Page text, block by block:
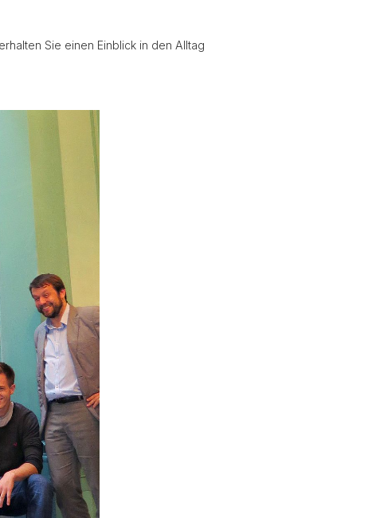
Sie einen Einblick in den Alltag